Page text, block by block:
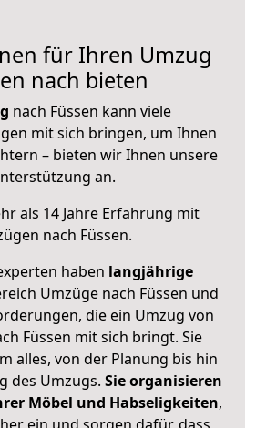
für Ihren Umzug
nach bieten
nach Füssen kann viele
mit sich bringen, um Ihnen
– bieten wir Ihnen unsere
an.
als 14 Jahre Erfahrung mit
nach Füssen.
haben langjährige
Umzüge nach Füssen und
die ein Umzug von
Füssen mit sich bringt. Sie
alles, von der Planung bis hin
des Umzugs. Sie organisieren
Möbel und Habseligkeiten,